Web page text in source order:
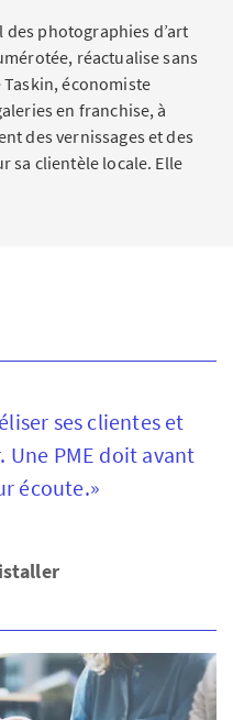
photographies d’art
réactualise sans
économiste
en franchise, à
des vernissages et des
sa clientèle locale. Elle
ses clientes et
PME doit avant
écoute.»